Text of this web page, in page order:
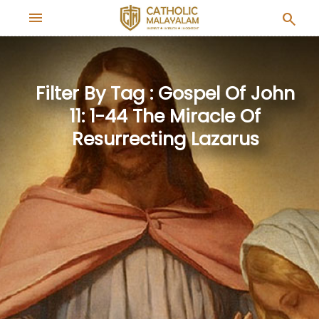
menu search
Filter By Tag : Gospel Of John
11: 1-44 The Miracle Of
Resurrecting Lazarus